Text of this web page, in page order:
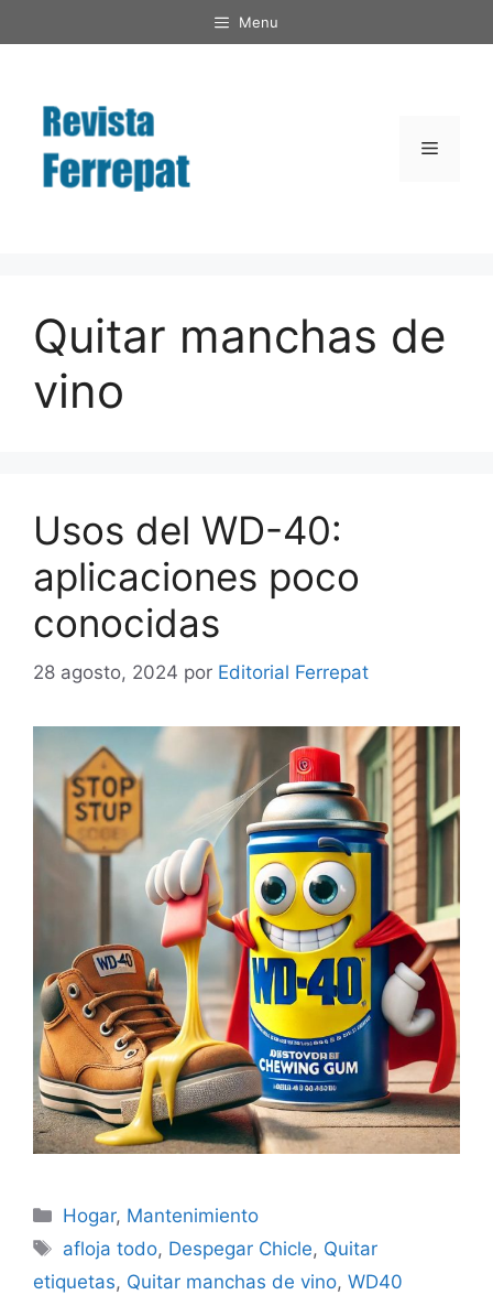
al
Menu
Menú
Quitar manchas de
vino
Usos del WD-40:
aplicaciones poco
conocidas
28 agosto, 2024 por Editorial Ferrepat
Categorías
Hogar, Mantenimiento
Etiquetas
afloja todo, Despegar Chicle, Quitar
etiquetas, Quitar manchas de vino, WD40